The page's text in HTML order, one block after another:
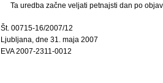
Ta uredba začne veljati petnajsti dan po
Št. 00715-16/2007/12
Ljubljana, dne 31. maja 2007
EVA 2007-2311-0012